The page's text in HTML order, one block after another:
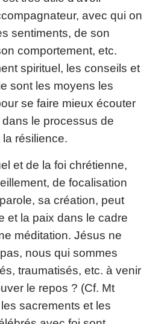
avec qui on
sentiments, de son
comportement, etc.
spirituel, les conseils et
sont les moyens les
se faire mieux écouter
le processus de
résilience.
et de la foi chrétienne,
de focalisation
sa création, peut
et la paix dans le cadre
méditation. Jésus ne
nous qui sommes
traumatisés, etc. à venir
le repos ? (Cf. Mt
sacrements et les